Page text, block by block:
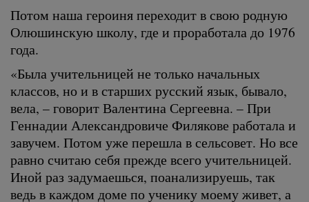
Потом наша героиня переходит в свою родную
Олюшинскую школу, где и проработала до 1976
года.
«Была учительницей не только начальных
классов, но и в старших русский язык, бывало,
вела, – говорит Валентина Сергеевна. – При
Геннадии Александровиче Филякове работала и
завучем. Потом уже перешла в сельсовет. Но все
равно считаю себя прежде всего учительницей.
Иной раз задумаешься, поанализируешь, так
ведь в каждом доме по ученику моему живет, а